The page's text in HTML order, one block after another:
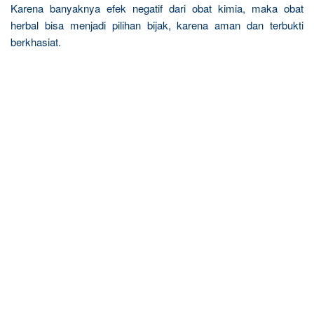
Karena banyaknya efek negatif dari obat kimia, maka obat
herbal bisa menjadi pilihan bijak, karena aman dan terbukti
berkhasiat.